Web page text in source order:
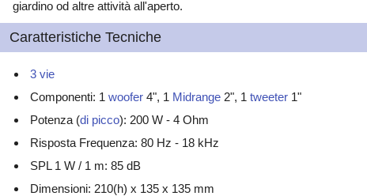
giardino od altre attività all'aperto.
Caratteristiche Tecniche
3 vie
Componenti: 1 woofer 4", 1 Midrange 2", 1 tweeter 1"
Potenza (di picco): 200 W - 4 Ohm
Risposta Frequenza: 80 Hz - 18 kHz
SPL 1 W / 1 m: 85 dB
Dimensioni: 210(h) x 135 x 135 mm